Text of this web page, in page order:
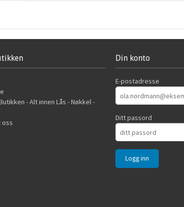
- Alt innen Lås - Nøkkel -
oss
Din konto
E-postadresse
Ditt passord